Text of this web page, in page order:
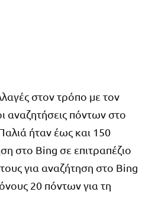
στον τρόπο με τον
αναζητήσεις πόντων στο
ήταν έως και 150
στο Bing σε επιτραπέζιο
για αναζήτηση στο Bing
20 πόντων για τη